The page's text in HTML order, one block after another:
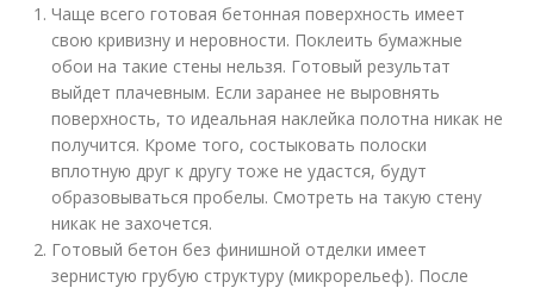
Чаще всего готовая бетонная поверхность имеет
свою кривизну и неровности. Поклеить бумажные
обои на такие стены нельзя. Готовый результат
выйдет плачевным. Если заранее не выровнять
поверхность, то идеальная наклейка полотна никак не
получится. Кроме того, состыковать полоски
вплотную друг к другу тоже не удастся, будут
образовываться пробелы. Смотреть на такую стену
никак не захочется.
Готовый бетон без финишной отделки имеет
зернистую грубую структуру (микрорельеф). После